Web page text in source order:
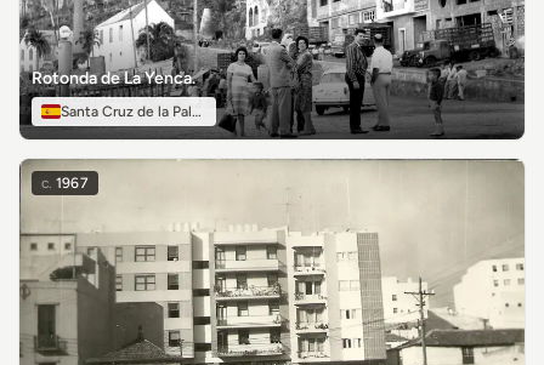
Rotonda de La Yenca.
Santa Cruz de la Palma
c. 1967